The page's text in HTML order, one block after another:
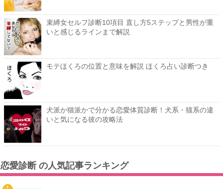
束縛女セルフ診断10項目 直し方5ステップと男性が重
いと感じるラインまで解説
モテほくろの位置と意味を解説 ほくろ占い診断つき
犬派か猫派かで分かる恋愛体質診断！犬系・猫系の違
いと気になる彼の攻略法
恋愛診断 の人気記事ランキング